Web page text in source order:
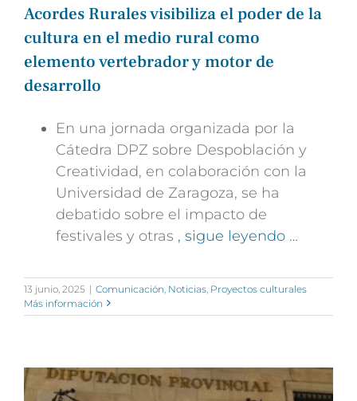
Acordes Rurales visibiliza el poder de la
cultura en el medio rural como
elemento vertebrador y motor de
desarrollo
En una jornada organizada por la
Cátedra DPZ sobre Despoblación y
Creatividad, en colaboración con la
Universidad de Zaragoza, se ha
debatido sobre el impacto de
festivales y otras , sigue leyendo …
13 junio, 2025 | Comunicación Noticias Proyectos culturales
Más información